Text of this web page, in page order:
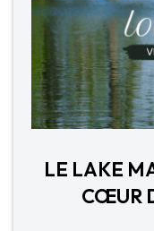
LE LAKE
CŒUR